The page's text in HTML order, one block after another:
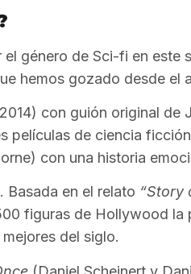
género de Sci-fi en este
hemos gozado desde el
con guión original de
películas de ciencia
con una historia
Basada en el relato “Story
figuras de Hollywood
del siglo.